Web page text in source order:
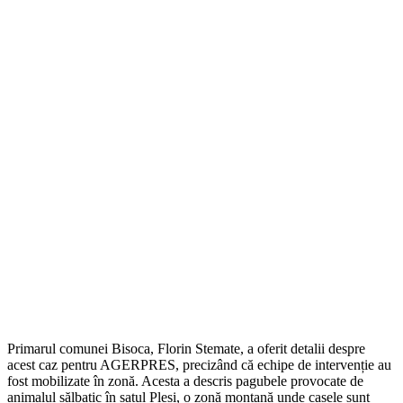
Primarul comunei Bisoca, Florin Stemate, a oferit detalii despre
acest caz pentru AGERPRES, precizând că echipe de intervenție au
fost mobilizate în zonă. Acesta a descris pagubele provocate de
animalul sălbatic în satul Pleși, o zonă montană unde casele sunt